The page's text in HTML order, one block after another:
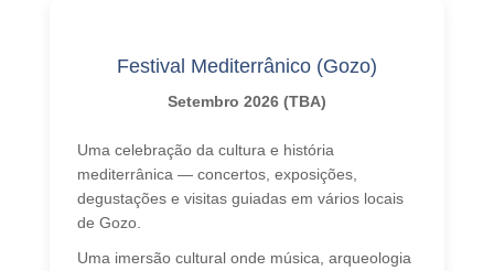
Festival Mediterrânico (Gozo)
Setembro 2026 (TBA)
Uma celebração da cultura e história
mediterrânica — concertos, exposições,
degustações e visitas guiadas em vários locais
de Gozo.
Uma imersão cultural onde música, arqueologia